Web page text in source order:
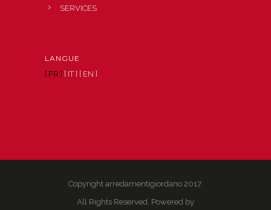
SERVICES
LANGUE
[ FR ] [ IT ] [ EN ]
Copyright arredamentigiordano 2017.
All Rights Reserved. Powered by